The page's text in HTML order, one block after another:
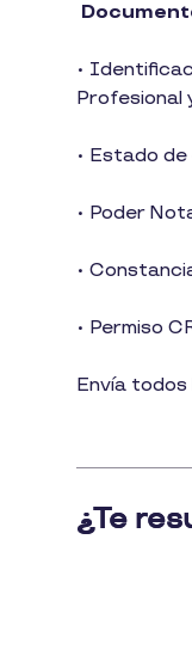
•
Profesional
• Estado
• Poder
•
• Permiso
Envía todos